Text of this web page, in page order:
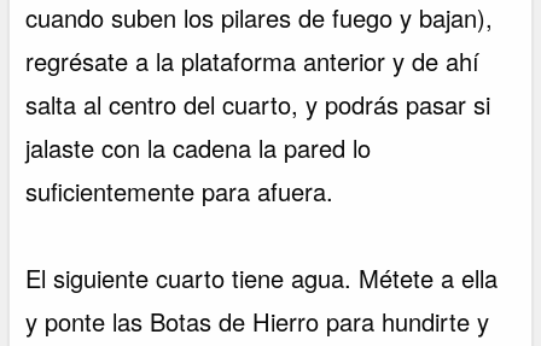
cuando suben los pilares de fuego y bajan),
regrésate a la plataforma anterior y de ahí
salta al centro del cuarto, y podrás pasar si
jalaste con la cadena la pared lo
suficientemente para afuera.
El siguiente cuarto tiene agua. Métete a ella
y ponte las Botas de Hierro para hundirte y